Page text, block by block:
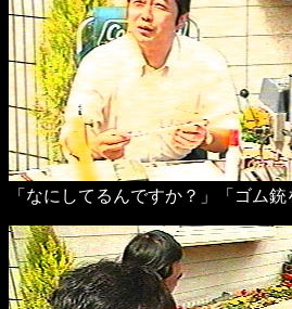
「なにしてるんですか？」「ゴム